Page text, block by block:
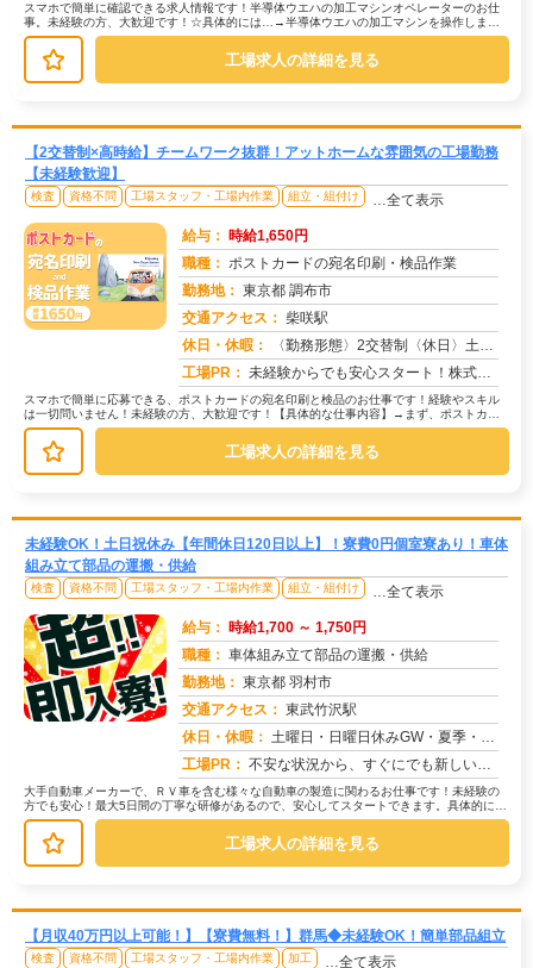
スマホで簡単に確認できる求人情報です！半導体ウエハの加工マシンオペレーターのお仕
事。未経験の方、大歓迎です！☆具体的には…→半導体ウエハの加工マシンを操作しま
す。→顕微鏡を使って検査を行います。...
工場求人の詳細を見る
【2交替制×高時給】チームワーク抜群！アットホームな雰囲気の工場勤務
【未経験歓迎】
検査 資格不問 工場スタッフ・工場内作業 組立・組付け …全て表示
給与： 時給1,650円
職種： ポストカードの宛名印刷・検品作業
勤務地： 東京都 調布市
交通アクセス： 柴咲駅
休日・休暇：
〈勤務形態〉2交替制〈休日〉土日★ＧＷ★夏季休暇★冬季休暇★年末年始
工場PR： 未経験からでも安心スタート！株式会社京栄センターで新しい一歩を踏み出してみませんか？→ 応募から最短翌日勤務開始！...
スマホで簡単に応募できる、ポストカードの宛名印刷と検品のお仕事です！経験やスキル
は一切問いません！未経験の方、大歓迎です！【具体的な仕事内容】→まず、ポストカー
ドに宛名情報を印刷します。→次に、...
工場求人の詳細を見る
未経験OK！土日祝休み【年間休日120日以上】！寮費0円個室寮あり！車体
組み立て部品の運搬・供給
検査 資格不問 工場スタッフ・工場内作業 組立・組付け …全て表示
給与： 時給1,700 ～ 1,750円
職種： 車体組み立て部品の運搬・供給
勤務地： 東京都 羽村市
交通アクセス： 東武竹沢駅
休日・休暇： 土曜日・日曜日休みGW・夏季・年末年始休暇あり
工場PR： 不安な状況から、すぐにでも新しい生活を始めたいあなたへ。株式会社京栄センターでは、応募から最短翌日勤務開始が可能で...
大手自動車メーカーで、ＲＶ車を含む様々な自動車の製造に関わるお仕事です！未経験の
方でも安心！最大5日間の丁寧な研修があるので、安心してスタートできます。具体的に
は、車体組み立て部品の運搬や供給が...
工場求人の詳細を見る
【月収40万円以上可能！】【寮費無料！】群馬◆未経験OK！簡単部品組立
検査 資格不問 工場スタッフ・工場内作業 加工 …全て表示